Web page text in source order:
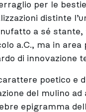
per le
distinte
a sé stante,
a.C., ma in
di innovazione
poetico e
del mulino
epigramma